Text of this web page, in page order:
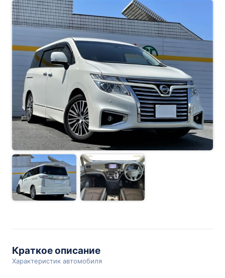
Краткое описание
Характеристик автомобиля